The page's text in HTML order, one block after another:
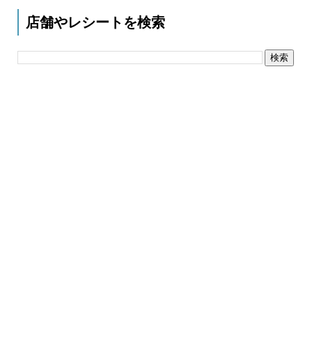
店舗やレシートを検索